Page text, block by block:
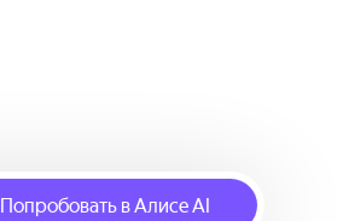
Попробовать в Алисе AI